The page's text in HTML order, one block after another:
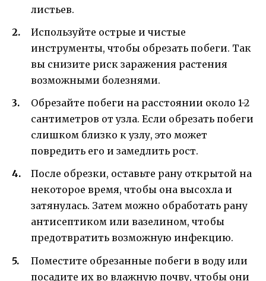
листьев.
Используйте острые и чистые
инструменты, чтобы обрезать побеги. Так
вы снизите риск заражения растения
возможными болезнями.
Обрезайте побеги на расстоянии около 1-2
сантиметров от узла. Если обрезать побеги
слишком близко к узлу, это может
повредить его и замедлить рост.
После обрезки, оставьте рану открытой на
некоторое время, чтобы она высохла и
затянулась. Затем можно обработать рану
антисептиком или вазелином, чтобы
предотвратить возможную инфекцию.
Поместите обрезанные побеги в воду или
посадите их во влажную почву, чтобы они